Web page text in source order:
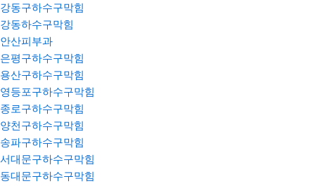
강동구하수구막힘
강동하수구막힘
안산피부과
은평구하수구막힘
용산구하수구막힘
영등포구하수구막힘
종로구하수구막힘
양천구하수구막힘
송파구하수구막힘
서대문구하수구막힘
동대문구하수구막힘